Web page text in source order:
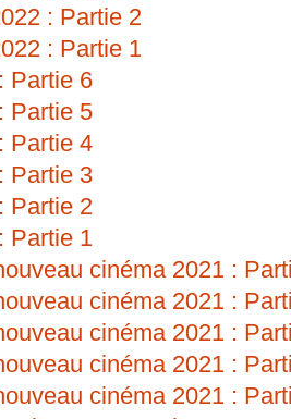
: Partie 2
: Partie 1
Partie 6
Partie 5
Partie 4
Partie 3
Partie 2
Partie 1
cinéma 2021 :
cinéma 2021 :
cinéma 2021 :
cinéma 2021 :
cinéma 2021 :